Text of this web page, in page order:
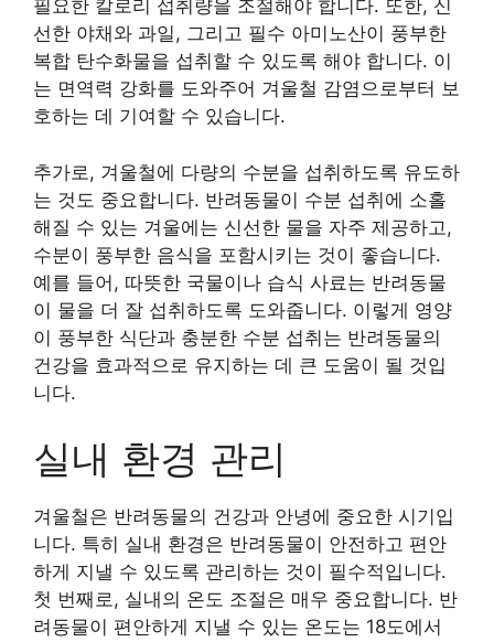
필요한 칼로리 섭취량을 조절해야 합니다. 또한, 신
선한 야채와 과일, 그리고 필수 아미노산이 풍부한
복합 탄수화물을 섭취할 수 있도록 해야 합니다. 이
는 면역력 강화를 도와주어 겨울철 감염으로부터 보
호하는 데 기여할 수 있습니다.
추가로, 겨울철에 다량의 수분을 섭취하도록 유도하
는 것도 중요합니다. 반려동물이 수분 섭취에 소홀
해질 수 있는 겨울에는 신선한 물을 자주 제공하고,
수분이 풍부한 음식을 포함시키는 것이 좋습니다.
예를 들어, 따뜻한 국물이나 습식 사료는 반려동물
이 물을 더 잘 섭취하도록 도와줍니다. 이렇게 영양
이 풍부한 식단과 충분한 수분 섭취는 반려동물의
건강을 효과적으로 유지하는 데 큰 도움이 될 것입
니다.
실내 환경 관리
겨울철은 반려동물의 건강과 안녕에 중요한 시기입
니다. 특히 실내 환경은 반려동물이 안전하고 편안
하게 지낼 수 있도록 관리하는 것이 필수적입니다.
첫 번째로, 실내의 온도 조절은 매우 중요합니다. 반
려동물이 편안하게 지낼 수 있는 온도는 18도에서